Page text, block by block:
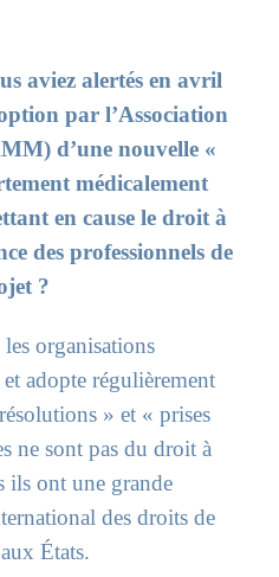
aviez alertés en avril
par l’Association
d’une nouvelle «
médicalement
en cause le droit à
des professionnels de
?
organisations
adopte régulièrement
» et « prises
ne sont pas du droit à
ils ont une grande
des droits de
États.